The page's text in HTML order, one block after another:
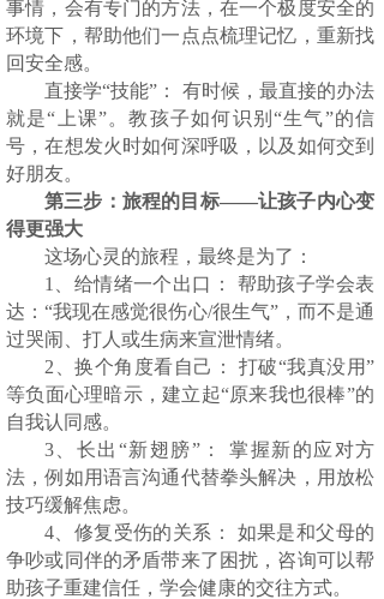
事情，会有专门的方法，在一个极度安全的
环境下，帮助他们一点点梳理记忆，重新找
回安全感。
直接学“技能”： 有时候，最直接的办法
就是“上课”。教孩子如何识别“生气”的信
号，在想发火时如何深呼吸，以及如何交到
好朋友。
第三步：旅程的目标——让孩子内心变
得更强大
这场心灵的旅程，最终是为了：
1、给情绪一个出口： 帮助孩子学会表
达：“我现在感觉很伤心/很生气”，而不是通
过哭闹、打人或生病来宣泄情绪。
2、换个角度看自己： 打破“我真没用”
等负面心理暗示，建立起“原来我也很棒”的
自我认同感。
3、长出“新翅膀”： 掌握新的应对方
法，例如用语言沟通代替拳头解决，用放松
技巧缓解焦虑。
4、修复受伤的关系： 如果是和父母的
争吵或同伴的矛盾带来了困扰，咨询可以帮
助孩子重建信任，学会健康的交往方式。